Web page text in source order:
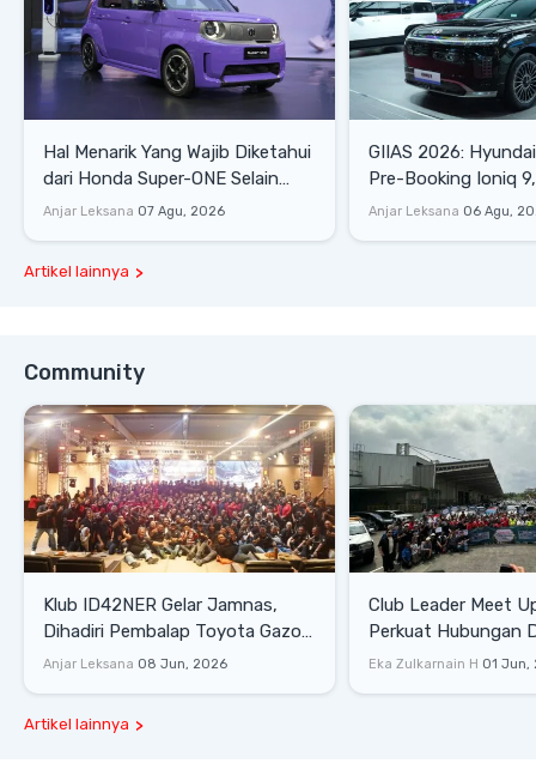
Hal Menarik Yang Wajib Diketahui
dari Honda Super-ONE Selain
Harga
Anjar Leksana 07 Agu, 2026
GIIAS 2026:
Pre-Booking Ioniq
Rp1,49 Miliar
Anjar Leksana 06 Agu,
Artikel lainnya
Community
Klub ID42NER Gelar Jamnas,
Dihadiri Pembalap Toyota Gazoo
Racing
Anjar Leksana 08 Jun, 2026
Club Leader Meet
Perkuat Hubungan
Dengan Komunitas
Eka Zulkarnain H 01 Jun,
Artikel lainnya